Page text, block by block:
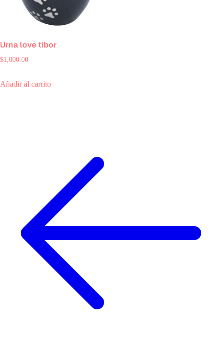
Urna love tibor
$1,000.00
Añadir al carrito